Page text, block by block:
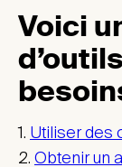
Voici
1. Utiliser des
2. Obtenir un